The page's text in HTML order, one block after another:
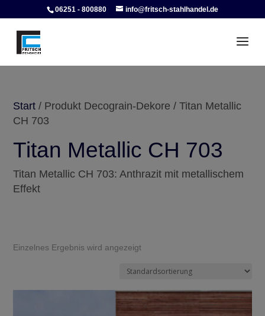
06251 - 800880 info@fritsch-stahlhandel.de
Start / Produkt Decograin-Dekore / Titan Metallic
CH 703
Titan Metallic CH 703
Titan Metallic CH 703: Anthrazit mit metallischem
Effekt
Einzelnes Ergebnis wird angezeigt